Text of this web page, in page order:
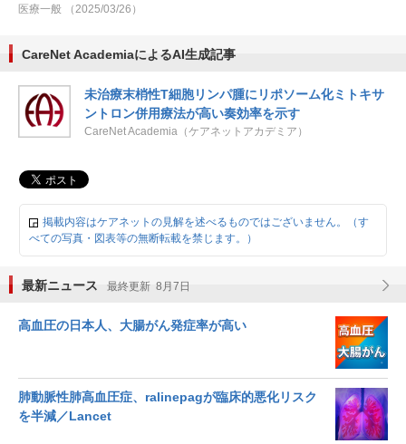
医療一般 （2025/03/26）
CareNet AcademiaによるAI生成記事
未治療末梢性T細胞リンパ腫にリポソーム化ミトキサ
ントロン併用療法が高い奏効率を示す
CareNet Academia（ケアネットアカデミア）
掲載内容はケアネットの見解を述べるものではございません。（す
べての写真・図表等の無断転載を禁じます。）
最新ニュース 最終更新 8月7日
高血圧の日本人、大腸がん発症率が高い
肺動脈性肺高血圧症、ralinepagが臨床的悪化リスク
を半減／Lancet